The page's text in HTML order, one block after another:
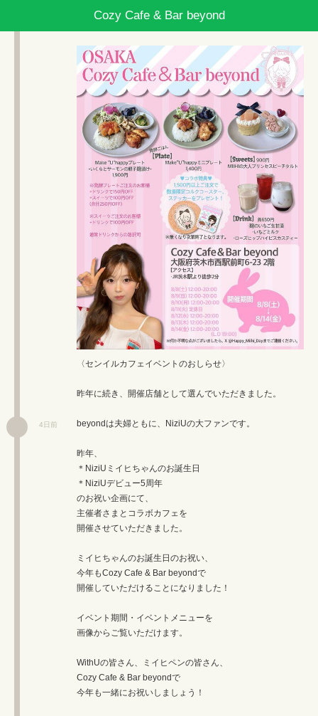
Cozy Cafe & Bar beyond
4日前
〈センイルカフェイベントのおしらせ〉
昨年に続き、開催店舗として選んでいただきました。
beyondは夫婦ともに、NiziUの大ファンです。
昨年、
＊NiziUミイヒちゃんのお誕生日
＊NiziUデビュー5周年
のお祝い企画にて、
主催者さまとコラボカフェを
開催させていただきました。
ミイヒちゃんのお誕生日のお祝い、
今年もCozy Cafe & Bar beyondで
開催していただけることになりました！
イベント期間・イベントメニューを
画像からご覧いただけます。
WithUの皆さん、ミイヒペンの皆さん、
Cozy Cafe & Bar beyondで
今年も一緒にお祝いしましょう！